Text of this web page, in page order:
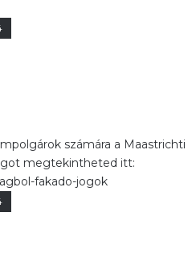
számára a
megtekintheted itt:
fakado-jogok